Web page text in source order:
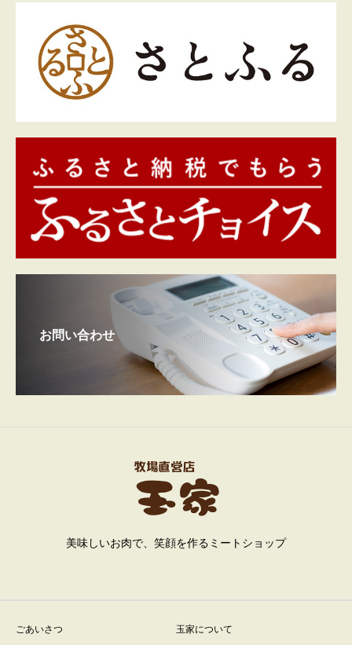
お問い合わせ
美味しいお肉で、笑顔を作るミートショップ
ごあいさつ 玉家について